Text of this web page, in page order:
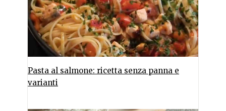
Pasta al salmone: ricetta senza panna e
varianti